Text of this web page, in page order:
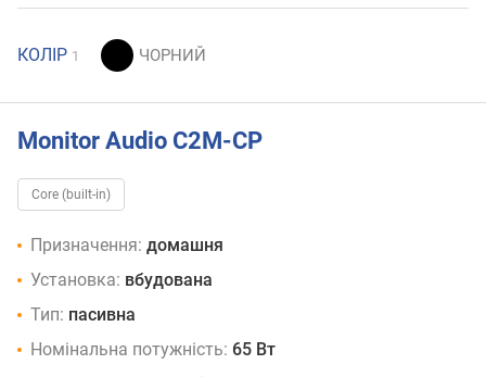
КОЛІР 1
Monitor Audio C2M-CP
Core (built-in)
Призначення: домашня
Установка: вбудована
Тип: пасивна
Номінальна потужність: 65 Вт